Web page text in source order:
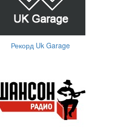
Рекорд Uk Garage